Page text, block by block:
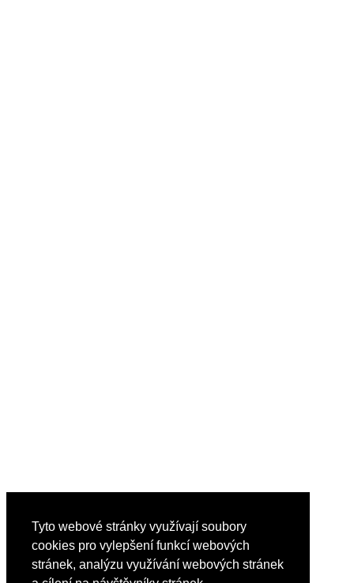
Tyto webové stránky využívají soubory
cookies pro vylepšení funkcí webových
stránek, analýzu využívání webových stránek